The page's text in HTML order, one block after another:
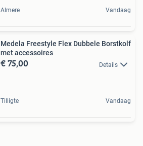
Almere Vandaag
Medela Freestyle Flex Dubbele Borstkolf
met accessoires
€ 75,00 Details
Tilligte Vandaag